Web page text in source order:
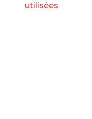
utilisées.